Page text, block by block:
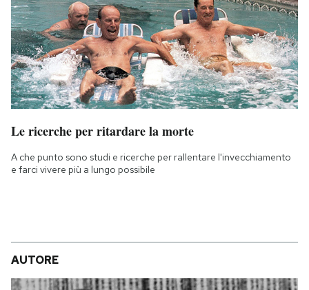
Le ricerche per ritardare la morte
A che punto sono studi e ricerche per rallentare l'invecchiamento
e farci vivere più a lungo possibile
AUTORE